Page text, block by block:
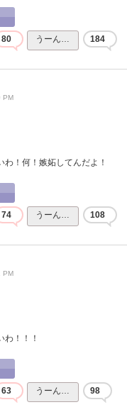
80 うーん… 184
PM
わ！何！嫉妬してんだよ！
74 うーん… 108
PM
わ！！！
63 うーん… 98